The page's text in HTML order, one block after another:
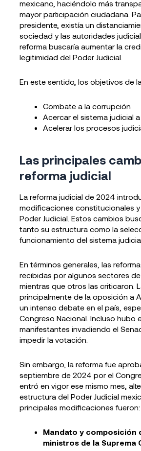
mexicano, haciéndolo más
mayor participación ciudadana.
presidente, existía un
sociedad y las autoridades
reforma buscaría aumentar la
legitimidad del Poder Judicial.
En este sentido, los objetivos de
Combate a la corrupción
Acercar el sistema judicial
Acelerar los procesos
Las principales
reforma judicial
La reforma judicial de 2024
modificaciones constitucionales y
Poder Judicial. Estos cambios
tanto su estructura como la
funcionamiento del sistema
En términos generales, las
recibidas por algunos sectores de
mientras que otros las criticaron.
principalmente de la oposición a
un intenso debate en el país,
Congreso Nacional. Incluso hubo
manifestantes invadiendo el
impedir la votación.
Sin embargo, la reforma fue
septiembre de 2024 por el
entró en vigor ese mismo mes,
estructura del Poder Judicial
principales modificaciones fueron:
Mandato y composición
ministros de la Suprema